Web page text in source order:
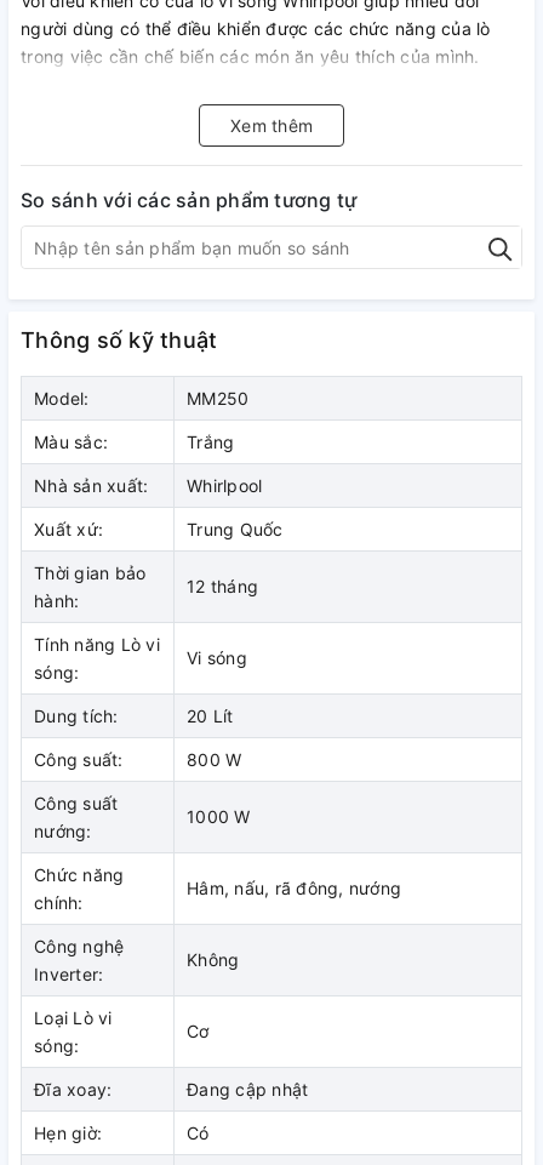
người dùng có thể điều khiển được các chức năng của lò
trong việc cần chế biến các món ăn yêu thích của mình.
Lò vi sóng Whirlpool MM250 có dung tích sử dụng 20 lít phù
hợp với gia đình có khoảng 2 đến 3 thành viên, bạn có thể
dùng để nấu, hâm nóng, rã đông thực phẩm hay nướng
nững món ăn ngon để thay đổi khẩu vị của các thành viên
trong gia đình.
Món nướng thơm ngon
bà nội trợ thoải mái trổ tài các món nướng như: thịt ba rọi
được bữa cơm ngon miệng và đầy dinh dưỡng.
Xem thêm
So sánh với các sản phẩm tương tự
Thông số kỹ thuật
Model: MM250
Màu sắc: Trắng
Nhà sản xuất: Whirlpool
Xuất xứ: Trung Quốc
Thời gian bảo
hành:
12 tháng
Tính năng Lò vi
sóng:
Vi sóng
Dung tích: 20 Lít
Công suất: 800 W
Công suất
nướng:
1000 W
Chức năng
chính:
Hâm, nấu, rã đông, nướng
Công nghệ
Inverter:
Không
Loại Lò vi
sóng:
Cơ
Đĩa xoay: Đang cập nhật
Hẹn giờ: Có